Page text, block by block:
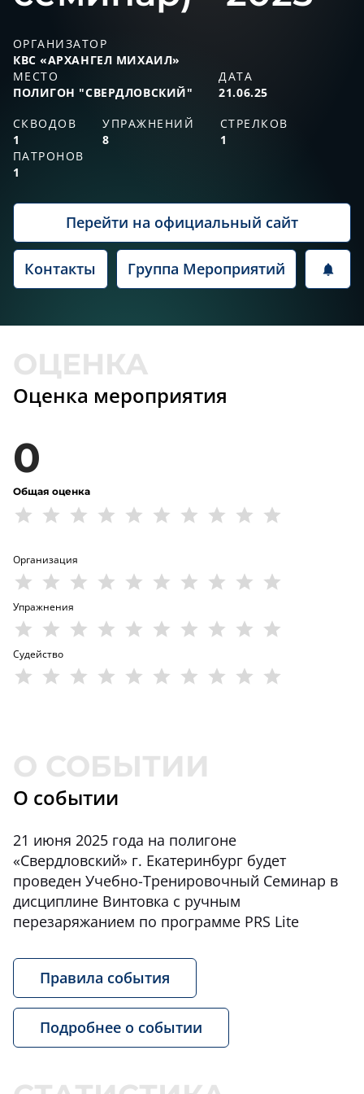
ОРГАНИЗАТОР
КВС «АРХАНГЕЛ МИХАИЛ»
МЕСТО
ПОЛИГОН "СВЕРДЛОВСКИЙ"
ДАТА
21.06.25
СКВОДОВ
1
УПРАЖНЕНИЙ
8
СТРЕЛКОВ
1
ПАТРОНОВ
1
Перейти на официальный сайт
Контакты Группа Мероприятий
Оценка мероприятия
0
Общая оценка
Организация
Упражнения
Судейство
О событии
21 июня 2025 года на полигоне
«Свердловский» г. Екатеринбург будет
проведен Учебно-Тренировочный Семинар в
дисциплине Винтовка с ручным
перезаряжанием по программе PRS Lite
Правила события
Подробнее о событии